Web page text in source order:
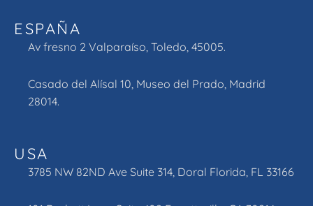
ESPAÑA
Av fresno 2 Valparaíso, Toledo, 45005.
Casado del Alísal 10, Museo del Prado, Madrid
28014.
USA
3785 NW 82ND Ave Suite 314, Doral Florida, FL 33166